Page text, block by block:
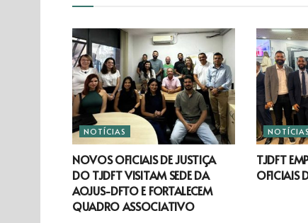
NOTÍCIAS
NOVOS OFICIAIS DE JUSTIÇA
DO TJDFT VISITAM SEDE DA
AOJUS-DFTO E FORTALECEM
QUADRO ASSOCIATIVO
NOTÍCIAS
TJDFT
OFICIAIS